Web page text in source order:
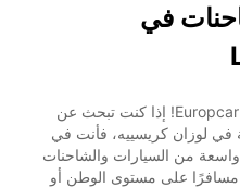
في
مرحبًا بكم في Europcar Lausanne Crissier! إذا كنت تبحث عن
في لوزان كريسييه، فأنت في
من السيارات والشاحنات
مسافرًا على مستوى الوطن أو